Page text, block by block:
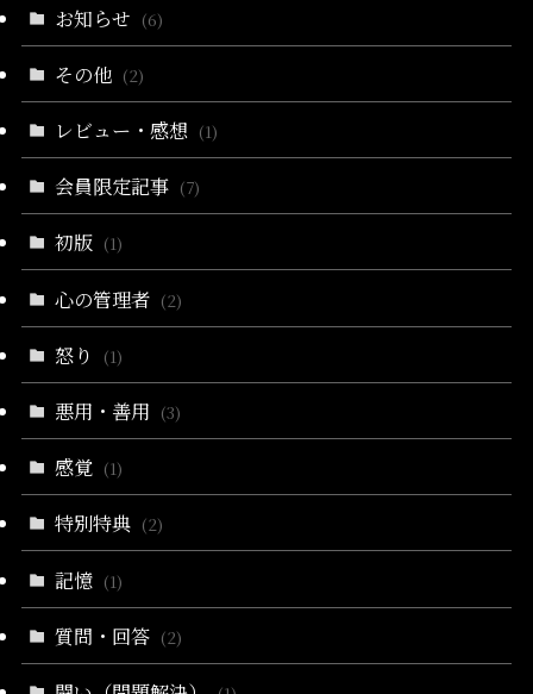
お知らせ (6)
その他 (2)
レビュー・感想 (1)
会員限定記事 (7)
初版 (1)
心の管理者 (2)
怒り (1)
悪用・善用 (3)
感覚 (1)
特別特典 (2)
記憶 (1)
質問・回答 (2)